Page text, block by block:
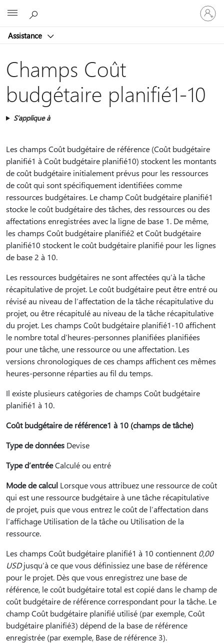
Assistance
vous
à
compte
Champs Coût
budgétaire planifié1-10
S’applique à
Les champs Coût budgétaire de référence (Coût budgétaire
planifié1 à Coût budgétaire planifié10) stockent les montants
de coût budgétaire initialement prévus pour les ressources
de coût qui sont spécifiquement identifiées comme
ressources budgétaires. Le champ Coût budgétaire planifié1
stocke le coût budgétaire des tâches, des ressources ou des
affectations enregistrées avec la ligne de base 1. De même,
les champs Coût budgétaire planifié2 et Coût budgétaire
planifié10 stockent le coût budgétaire planifié pour les lignes
de base 2 à 10.
Les ressources budgétaires ne sont affectées qu’à la tâche
récapitulative de projet. Le coût budgétaire peut être entré ou
révisé au niveau de l’affectation de la tâche récapitulative du
projet, ou être récapitulé au niveau de la tâche récapitulative
du projet. Les champs Coût budgétaire planifié1-10 affichent
le nombre total d’heures-personnes planifiées planifiées
pour une tâche, une ressource ou une affectation. Les
versions chronologiques de ces champs affichent ces mêmes
heures-personne réparties au fil du temps.
Il existe plusieurs catégories de champs Coût budgétaire
planifié1 à 10.
Coût budgétaire de référence1 à 10 (champs de tâche)
Type de données Devise
Type d’entréeCalculé ou entré
Mode de calcul Lorsque vous attribuez une ressource de coût
qui est une ressource budgétaire à une tâche récapitulative
de projet, puis que vous entrez le coût de l’affectation dans
l’affichage Utilisation de la tâche ou Utilisation de la
ressource.
Les champs Coût budgétaire planifié1 à 10 contiennent 0,00
USDjusqu’à ce que vous définissiez une base de référence
pour le projet. Dès que vous enregistrez une base de
référence, le coût budgétaire total est copié dans le champ de
coût budgétaire de référence correspondant pour la tâche. Le
champ Coût budgétaire planifié utilisé (par exemple, Coût
budgétaire planifié3) dépend de la base de référence
enregistrée (par exemple, Base de référence 3).